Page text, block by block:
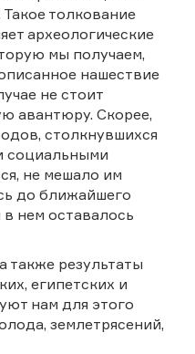
толкование
археологические
мы получаем,
нашествие
не стоит
авантюру. Скорее,
столкнувшихся
социальными
не мешало им
до ближайшего
нем оставалось
также результаты
египетских и
нам для этого
землетрясений,